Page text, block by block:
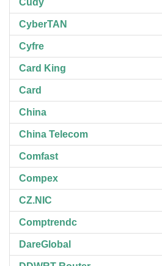
CyberTAN
Cyfre
Card King
Card
China
China Telecom
Comfast
Compex
CZ.NIC
Comptrendc
DareGlobal